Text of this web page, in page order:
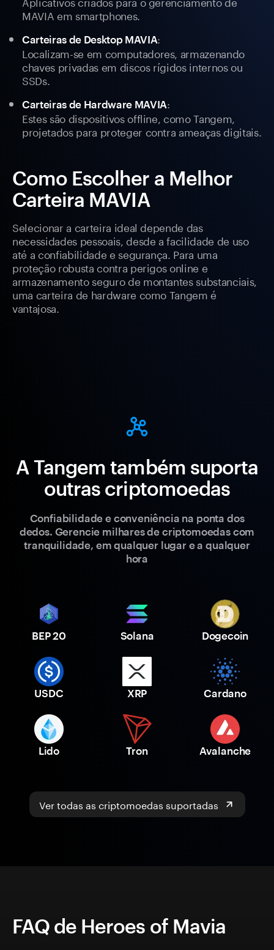
MAVIA em smartphones.
Carteiras de Desktop MAVIA:
Localizam-se em computadores, armazenando
chaves privadas em discos rígidos internos ou
SSDs.
Carteiras de Hardware MAVIA:
Estes são dispositivos offline, como Tangem,
projetados para proteger contra ameaças digitais.
Como Escolher a Melhor
Carteira MAVIA
Selecionar a carteira ideal depende das
necessidades pessoais, desde a facilidade de uso
até a confiabilidade e segurança. Para uma
proteção robusta contra perigos online e
armazenamento seguro de montantes substanciais,
uma carteira de hardware como Tangem é
vantajosa.
A Tangem também suporta
outras criptomoedas
Confiabilidade e conveniência na ponta dos
dedos. Gerencie milhares de criptomoedas com
tranquilidade, em qualquer lugar e a qualquer
hora
BEP 20 Solana Dogecoin
USDC XRP Cardano
Lido Tron Avalanche
Ver todas as criptomoedas suportadas
FAQ de Heroes of Mavia